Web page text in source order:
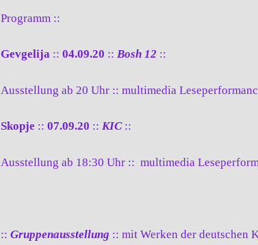
Programm ::
Gevgelija :: 04.09.20 :: Bosh 12 ::
Ausstellung ab 20 Uhr :: multimedia
Skopje :: 07.09.20 :: KIC::
Ausstellung ab 18:30 Uhr :: multimedia
:: Gruppenausstellung :: mit Werken der deutschen